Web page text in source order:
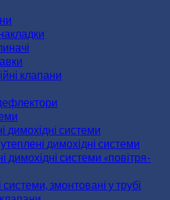
клапани
димохідні системи
утеплені димохідні системи
димохідні системи «повітря-
системи, змонтовані у трубі